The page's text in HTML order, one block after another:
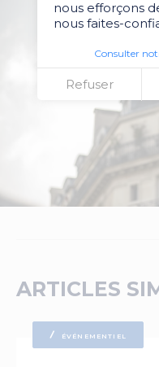
nous efforçons
nous faites-
Consulter
Refuser
ARTICLES
ÉVÉNEMENTIEL